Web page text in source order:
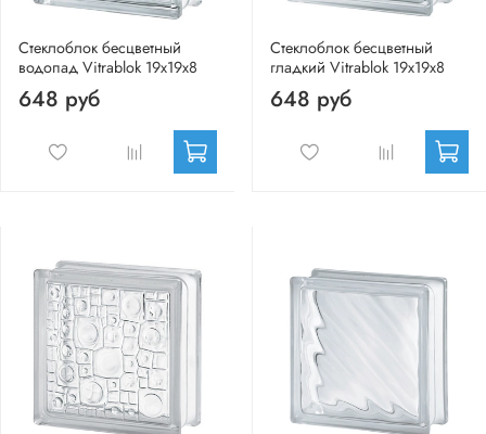
Стеклоблок бесцветный
водопад Vitrablok 19х19х8
648 руб
Стеклоблок бесцветный
гладкий Vitrablok 19х19х8
648 руб